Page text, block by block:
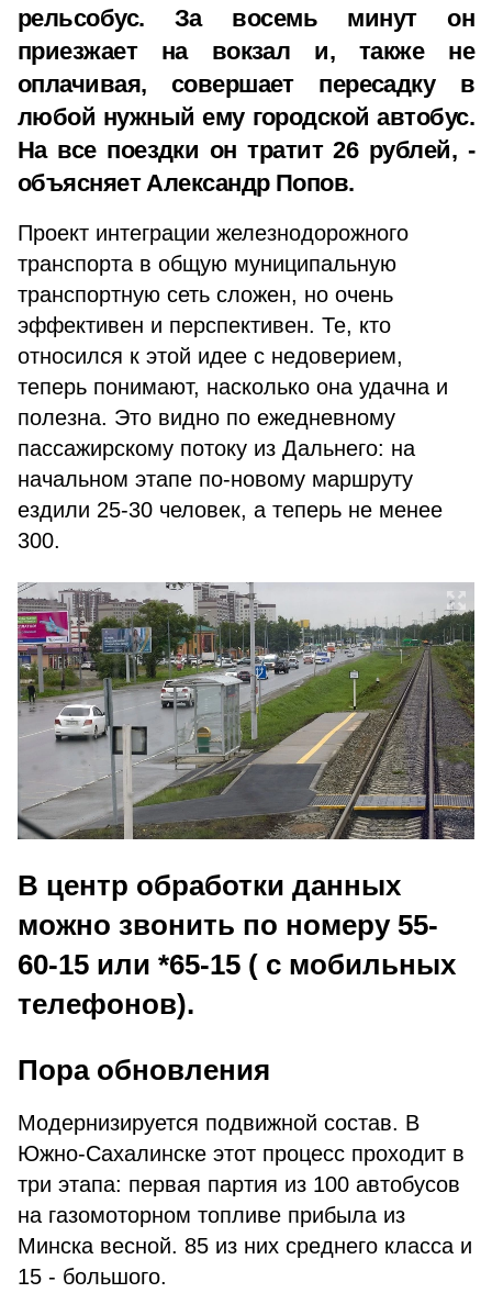
рельсобус. За восемь минут он
приезжает на вокзал и, также не
оплачивая, совершает пересадку в
любой нужный ему городской автобус.
На все поездки он тратит 26 рублей, -
объясняет Александр Попов.
Проект интеграции железнодорожного
транспорта в общую муниципальную
транспортную сеть сложен, но очень
эффективен и перспективен. Те, кто
относился к этой идее с недоверием,
теперь понимают, насколько она удачна и
полезна. Это видно по ежедневному
пассажирскому потоку из Дальнего: на
начальном этапе по-новому маршруту
ездили 25-30 человек, а теперь не менее
300.
В центр обработки данных
можно звонить по номеру 55-
60-15 или *65-15 ( с мобильных
телефонов).
Пора обновления
Модернизируется подвижной состав. В
Южно-Сахалинске этот процесс проходит в
три этапа: первая партия из 100 автобусов
на газомоторном топливе прибыла из
Минска весной. 85 из них среднего класса и
15 - большого.